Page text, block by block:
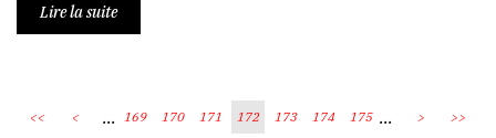
Lire la suite
<< < ... 169 170 171 172 173 174 175 ... > >>